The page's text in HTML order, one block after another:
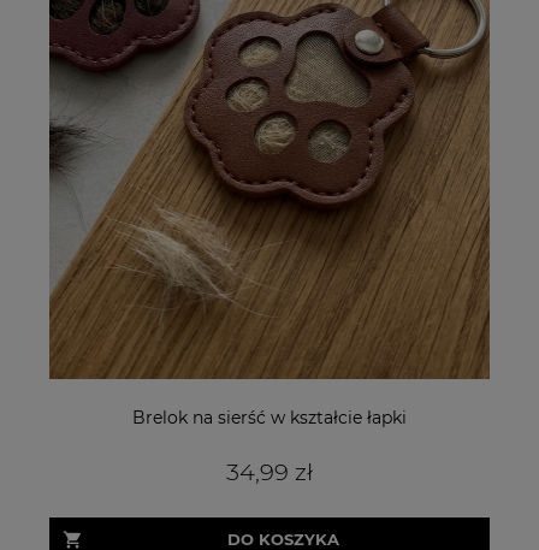
Brelok na sierść w kształcie łapki
34,99 zł
DO KOSZYKA